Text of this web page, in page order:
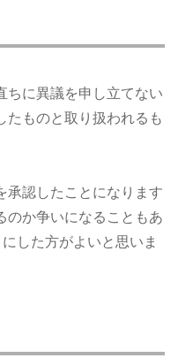
ちに異議を申し立てない
たものと取り扱われるも
承認したことになります
のか争いになることもあ
した方がよいと思いま